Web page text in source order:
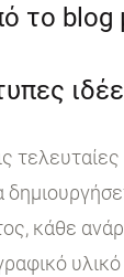
το blog
κάθε